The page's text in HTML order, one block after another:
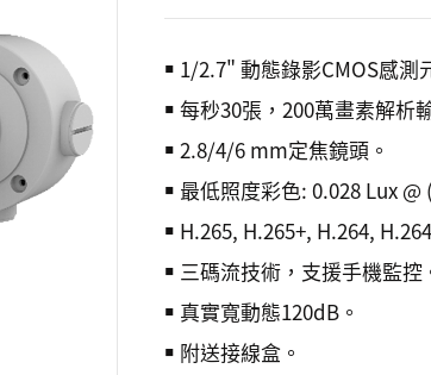
￭ 1/2.7" 動態錄影CMOS感測
￭ 每秒30張，200萬畫素解析
￭ 2.8/4/6 mm定焦鏡頭。
￭ 最低照度彩色: 0.028 Lux @
￭ H.265, H.265+, H.264,
￭ 三碼流技術，支援手機監控
￭ 真實寬動態120dB。
￭ 附送接線盒。